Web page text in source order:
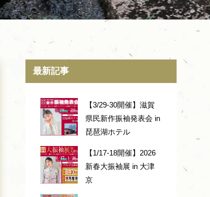
最新記事
【3/29-30開催】滋賀
県民新作振袖発表会 in
琵琶湖ホテル
【1/17-18開催】2026
新春大振袖展 in 大津
京